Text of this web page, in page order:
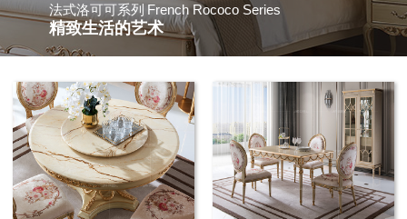
法式洛可可系列 French Rococo Series
精致生活的艺术